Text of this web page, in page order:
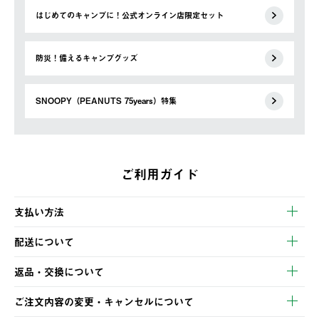
はじめてのキャンプに！公式オンライン店限定セット
防災！備えるキャンプグッズ
SNOOPY（PEANUTS 75years）特集
ご利用ガイド
支払い方法
以下のいずれかの方法でお支払いいただけます。
・クレジットカード決済
・コンビニ決済
・Pay-easy決済
配送について
【発送スケジュール】
ご注文・ご入金完了より2営業日以内に商品を発送いたします。
土日祝の発送はございませんので、木曜日以降のご注文は週明け
の発送となる場合がございます。
返品・交換について
※お客様都合の場合
ご注文内容の変更・キャンセルについて